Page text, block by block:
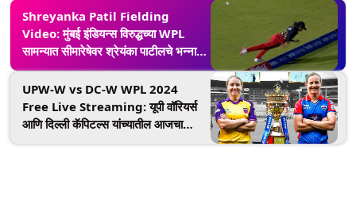
Shreyanka Patil Fielding
Video: मुंबई इंडियन्स विरुद्धच्या WPL
सामन्यात सीमारेषेवर श्रेयंका पाटीलचे भन्नाट
क्षेत्ररक्षण, उडी मारुन वाचवला षटकार
UPW-W vs DC-W WPL 2024
Free Live Streaming: यूपी वॉरियर्स
आणि दिल्ली कॅपिटल्स यांच्यातील आजचा